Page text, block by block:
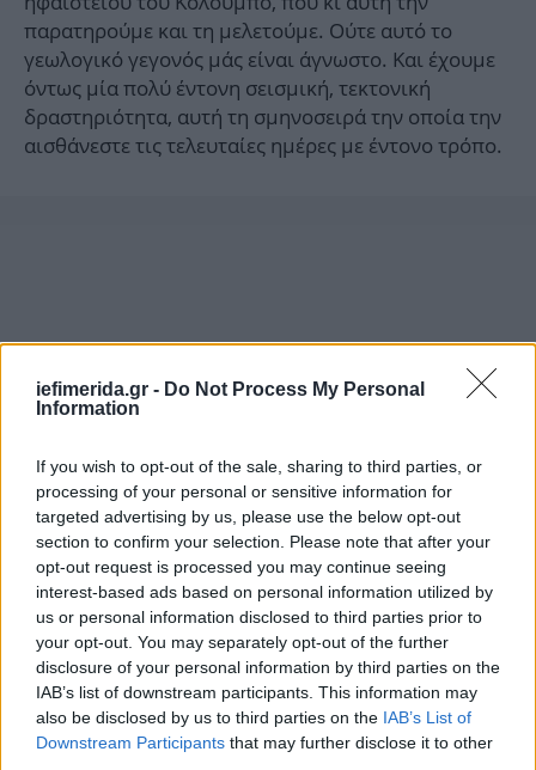
iefimerida.gr - Do Not Process My Personal
Information
If you wish to opt-out of the sale, sharing to third parties, or
processing of your personal or sensitive information for
targeted advertising by us, please use the below opt-out
section to confirm your selection. Please note that after your
opt-out request is processed you may continue seeing
interest-based ads based on personal information utilized by
us or personal information disclosed to third parties prior to
your opt-out. You may separately opt-out of the further
disclosure of your personal information by third parties on the
IAB’s list of downstream participants. This information may
also be disclosed by us to third parties on the IAB’s List of
Downstream Participants that may further disclose it to other
παρατηρούμε και τη μελετούμε. Ούτε αυτό το
γεωλογικό γεγονός μάς είναι άγνωστο. Και έχουμε
όντως μία πολύ έντονη σεισμική, τεκτονική
δραστηριότητα, αυτή τη σμηνοσειρά την οποία την
αισθάνεστε τις τελευταίες ημέρες με έντονο τρόπο.
Αυτή είναι που μας προκαλεί την ανησυχία, γι’ αυτό
ο κρατικός μηχανισμός βρίσκεται σε πλήρη
κινητοποίηση. Όχι γιατί πιστεύουμε ή μας λέει
κάποιος, γιατί πρέπει να το πω και αυτό, ότι θα
συμβεί κάτι καταστροφικό, αλλά γιατί πρέπει να
είμαστε έτοιμοι για κάθε ενδεχόμενο.